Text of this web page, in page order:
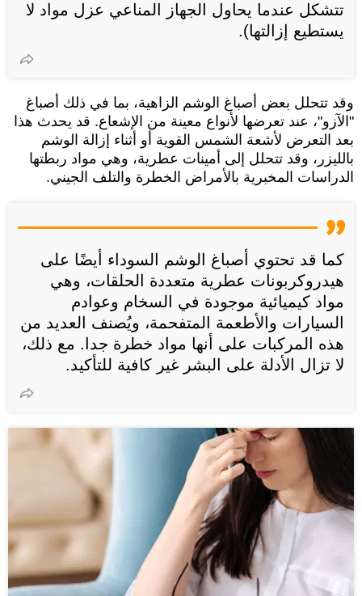
تتشكل عندما يحاول الجهاز المناعي عزل مواد لا
يستطيع إزالتها).
وقد تتحلل بعض أصباغ الوشم الزاهية، بما في ذلك أصباغ
"الآزو"، عند تعرضها لأنواع معينة من الإشعاع. قد يحدث هذا
بعد التعرض لأشعة الشمس القوية أو أثناء إزالة الوشم
بالليزر، وقد تتحلل إلى أمينات عطرية، وهي مواد ربطتها
الدراسات المخبرية بالأمراض الخطرة والتلف الجيني.
كما قد تحتوي أصباغ الوشم السوداء أيضًا على
هيدروكربونات عطرية متعددة الحلقات، وهي
مواد كيميائية موجودة في السخام وعوادم
السيارات والأطعمة المتفحمة، ويُصنف العديد من
هذه المركبات على أنها مواد خطرة جدا. مع ذلك،
لا تزال الأدلة على البشر غير كافية للتأكيد.